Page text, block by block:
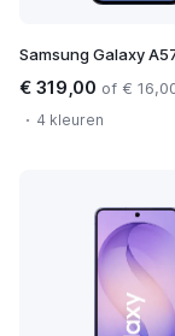
Samsung Galaxy
€ 319,00 of €
4 kleuren